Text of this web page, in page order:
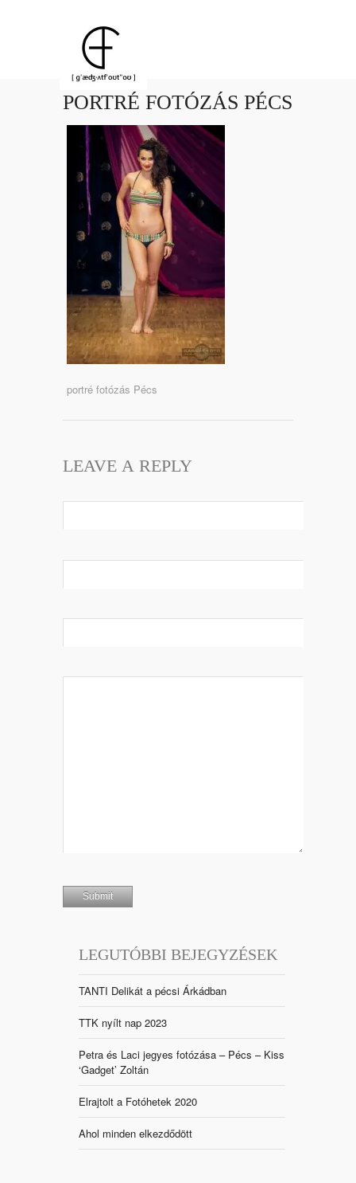
PORTRÉ FOTÓZÁS PÉCS
portré fotózás Pécs
LEAVE A REPLY
LEGUTÓBBI BEJEGYZÉSEK
TANTI Delikát a pécsi Árkádban
TTK nyílt nap 2023
Petra és Laci jegyes fotózása – Pécs – Kiss
‘Gadget’ Zoltán
Elrajtolt a Fotóhetek 2020
Ahol minden elkezdődött